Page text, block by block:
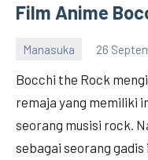
Film Anime
Manasuka 26
Bocchi the Rock
remaja yang memiliki
seorang musisi rock.
sebagai seorang